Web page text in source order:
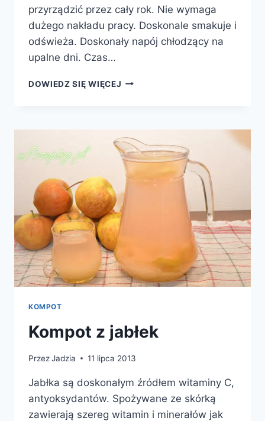
przyrządzić przez cały rok. Nie wymaga
dużego nakładu pracy. Doskonale smakuje i
odświeża. Doskonały napój chłodzący na
upalne dni. Czas…
DOWIEDZ SIĘ WIĘCEJ KOMPOT
KOMPOT
Kompot z jabłek
PrzezJadzia 11 lipca 2013
Jabłka są doskonałym źródłem witaminy C,
antyoksydantów. Spożywane ze skórką
zawierają szereg witamin i minerałów jak